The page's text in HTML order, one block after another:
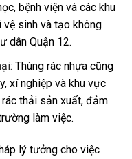
bệnh viện và các khu
sinh và tạo không
dân Quận 12.
Thùng rác nhựa cũng
xí nghiệp và khu vực
thải sản xuất, đảm
làm việc.
lý tưởng cho việc